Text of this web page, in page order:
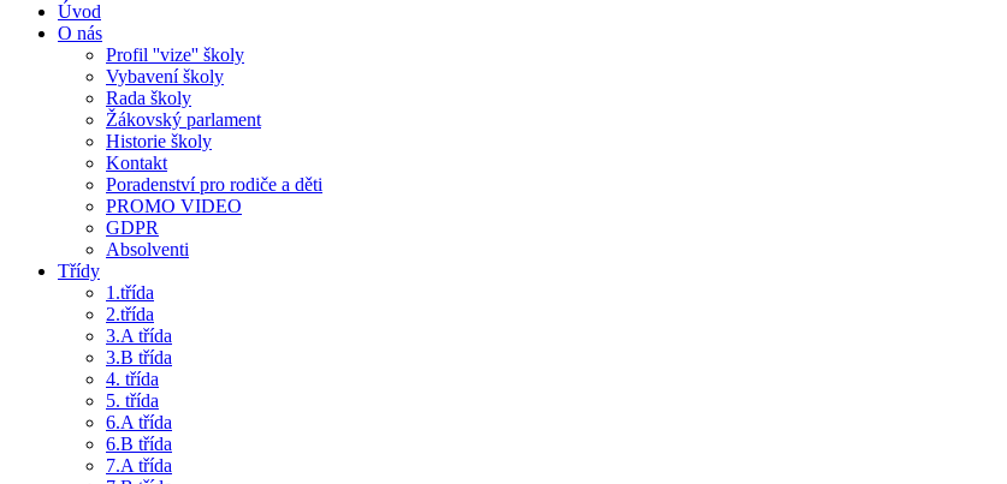
Úvod
O nás
Profil ''vize'' školy
Vybavení školy
Rada školy
Žákovský parlament
Historie školy
Kontakt
Poradenství pro rodiče a děti
PROMO VIDEO
GDPR
Absolventi
Třídy
1.třída
2.třída
3.A třída
3.B třída
4. třída
5. třída
6.A třída
6.B třída
7.A třída